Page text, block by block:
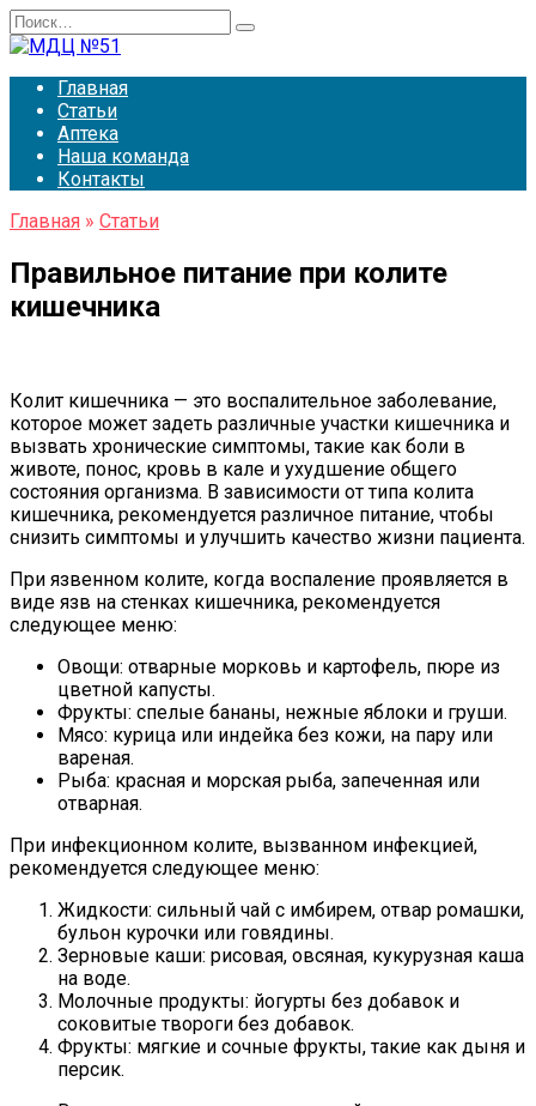
Перейти
к
Search
for:
Главная
Статьи
Аптека
Наша команда
Контакты
Главная » Статьи
Правильное питание при колите
кишечника
Колит кишечника — это воспалительное заболевание,
которое может задеть различные участки кишечника и
вызвать хронические симптомы, такие как боли в
животе, понос, кровь в кале и ухудшение общего
состояния организма. В зависимости от типа колита
кишечника, рекомендуется различное питание, чтобы
снизить симптомы и улучшить качество жизни пациента.
При язвенном колите, когда воспаление проявляется в
виде язв на стенках кишечника, рекомендуется
следующее меню:
Овощи: отварные морковь и картофель, пюре из
цветной капусты.
Фрукты: спелые бананы, нежные яблоки и груши.
Мясо: курица или индейка без кожи, на пару или
вареная.
Рыба: красная и морская рыба, запеченная или
отварная.
При инфекционном колите, вызванном инфекцией,
рекомендуется следующее меню:
Жидкости: сильный чай с имбирем, отвар ромашки,
бульон курочки или говядины.
Зерновые каши: рисовая, овсяная, кукурузная каша
на воде.
Молочные продукты: йогурты без добавок и
соковитые твороги без добавок.
Фрукты: мягкие и сочные фрукты, такие как дыня и
персик.